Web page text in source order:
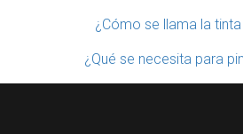
¿Cómo se llama la
¿Qué se necesita para